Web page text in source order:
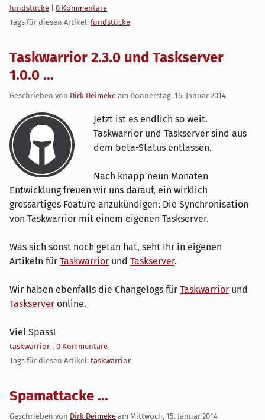
Kategorien:
fundstücke
0 Kommentare
Tags für diesen Artikel: fundstücke
Taskwarrior 2.3.0 und Taskserver
1.0.0 ...
Geschrieben von Dirk Deimeke am Donnerstag, 16. Januar 2014
Jetzt ist es endlich so weit.
Taskwarrior und Taskserver sind aus
dem beta-Status entlassen.
Nach knapp neun Monaten
Entwicklung freuen wir uns darauf, ein wirklich
grossartiges Feature anzukündigen: Die Synchronisation
von Taskwarrior mit einem eigenen Taskserver.
Was sich sonst noch getan hat, seht Ihr in eigenen
Artikeln für Taskwarrior und Taskserver.
Wir haben ebenfalls die Changelogs für Taskwarrior und
Taskserver online.
Viel Spass!
Kategorien:
taskwarrior
0 Kommentare
Tags für diesen Artikel: taskwarrior
Spamattacke ...
Geschrieben von Dirk Deimeke am Mittwoch, 15. Januar 2014